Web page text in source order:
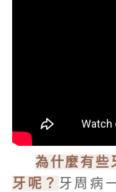
為什麼有些
牙呢？ 牙周病